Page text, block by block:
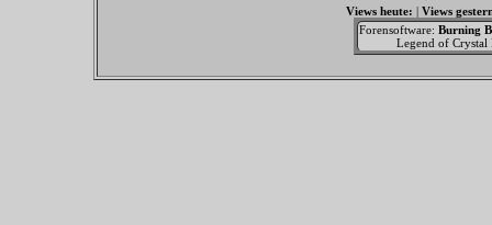
Views heute: | Views
Forensoftware: Burning
Legend of